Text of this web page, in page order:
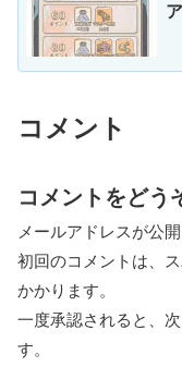
コメント
コメントをどう
メールアドレスが公
初回のコメントは、
かかります。
一度承認されると、
す。